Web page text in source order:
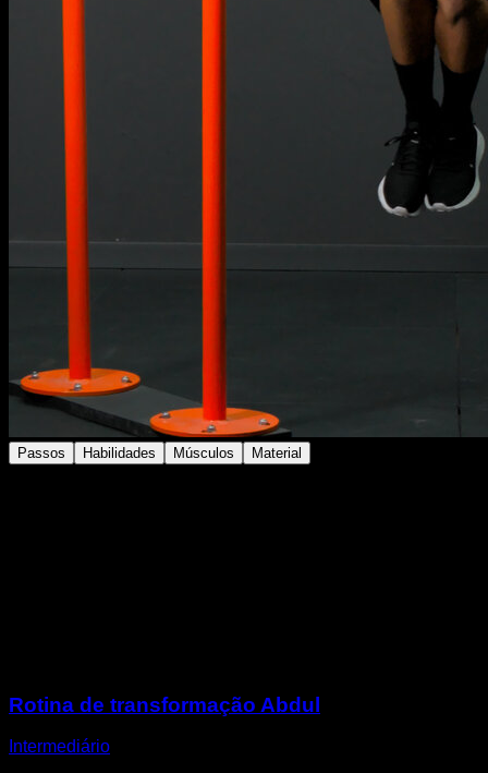
Passos Habilidades Músculos Material
Rotina de transformação Abdul
Intermediário